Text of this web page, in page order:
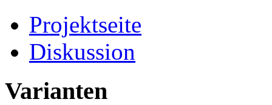
Projektseite
Diskussion
Varianten